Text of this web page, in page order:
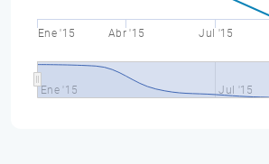
Ene '15 Abr '15 Jul '15
Ene '15 Jul '15